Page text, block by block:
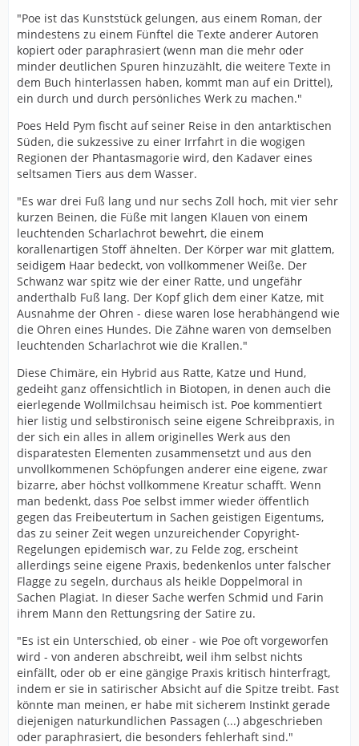
"Poe ist das Kunststück gelungen, aus einem Roman, der
mindestens zu einem Fünftel die Texte anderer Autoren
kopiert oder paraphrasiert (wenn man die mehr oder
minder deutlichen Spuren hinzuzählt, die weitere Texte in
dem Buch hinterlassen haben, kommt man auf ein Drittel),
ein durch und durch persönliches Werk zu machen."
Poes Held Pym fischt auf seiner Reise in den antarktischen
Süden, die sukzessive zu einer Irrfahrt in die wogigen
Regionen der Phantasmagorie wird, den Kadaver eines
seltsamen Tiers aus dem Wasser.
"Es war drei Fuß lang und nur sechs Zoll hoch, mit vier sehr
kurzen Beinen, die Füße mit langen Klauen von einem
leuchtenden Scharlachrot bewehrt, die einem
korallenartigen Stoff ähnelten. Der Körper war mit glattem,
seidigem Haar bedeckt, von vollkommener Weiße. Der
Schwanz war spitz wie der einer Ratte, und ungefähr
anderthalb Fuß lang. Der Kopf glich dem einer Katze, mit
Ausnahme der Ohren - diese waren lose herabhängend wie
die Ohren eines Hundes. Die Zähne waren von demselben
leuchtenden Scharlachrot wie die Krallen."
Diese Chimäre, ein Hybrid aus Ratte, Katze und Hund,
gedeiht ganz offensichtlich in Biotopen, in denen auch die
eierlegende Wollmilchsau heimisch ist. Poe kommentiert
hier listig und selbstironisch seine eigene Schreibpraxis, in
der sich ein alles in allem originelles Werk aus den
disparatesten Elementen zusammensetzt und aus den
unvollkommenen Schöpfungen anderer eine eigene, zwar
bizarre, aber höchst vollkommene Kreatur schafft. Wenn
man bedenkt, dass Poe selbst immer wieder öffentlich
gegen das Freibeutertum in Sachen geistigen Eigentums,
das zu seiner Zeit wegen unzureichender Copyright-
Regelungen epidemisch war, zu Felde zog, erscheint
allerdings seine eigene Praxis, bedenkenlos unter falscher
Flagge zu segeln, durchaus als heikle Doppelmoral in
Sachen Plagiat. In dieser Sache werfen Schmid und Farin
ihrem Mann den Rettungsring der Satire zu.
"Es ist ein Unterschied, ob einer - wie Poe oft vorgeworfen
wird - von anderen abschreibt, weil ihm selbst nichts
einfällt, oder ob er eine gängige Praxis kritisch hinterfragt,
indem er sie in satirischer Absicht auf die Spitze treibt. Fast
könnte man meinen, er habe mit sicherem Instinkt gerade
diejenigen naturkundlichen Passagen (...) abgeschrieben
oder paraphrasiert, die besonders fehlerhaft sind."